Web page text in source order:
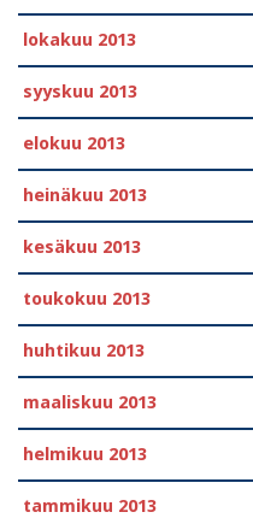
lokakuu 2013
syyskuu 2013
elokuu 2013
heinäkuu 2013
kesäkuu 2013
toukokuu 2013
huhtikuu 2013
maaliskuu 2013
helmikuu 2013
tammikuu 2013